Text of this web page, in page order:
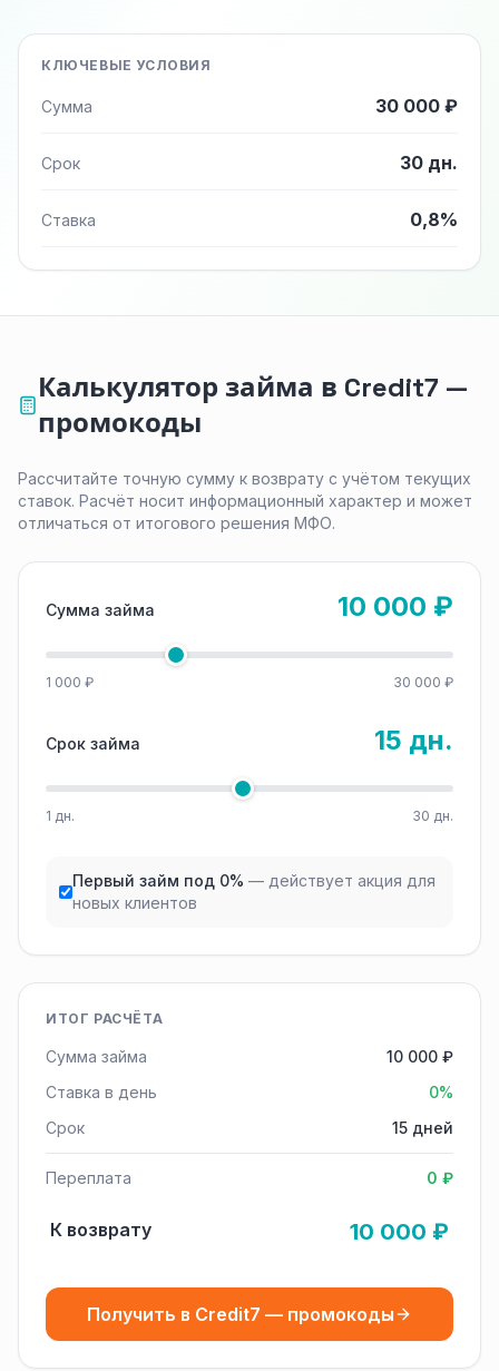
КЛЮЧЕВЫЕ УСЛОВИЯ
Сумма 30 000 ₽
Срок 30 дн.
Ставка 0,8%
Калькулятор займа в Credit7 —
промокоды
Рассчитайте точную сумму к возврату с учётом текущих
ставок. Расчёт носит информационный характер и может
отличаться от итогового решения МФО.
Сумма займа 10 000 ₽
1 000 ₽ 30 000 ₽
Срок займа 15 дн.
1 дн. 30 дн.
Первый займ под 0% — действует акция для
новых клиентов
ИТОГ РАСЧЁТА
Сумма займа
10 000 ₽
Ставка в день
0%
Срок
15 дней
Переплата 0 ₽
К возврату 10 000 ₽
Получить в Credit7 — промокоды